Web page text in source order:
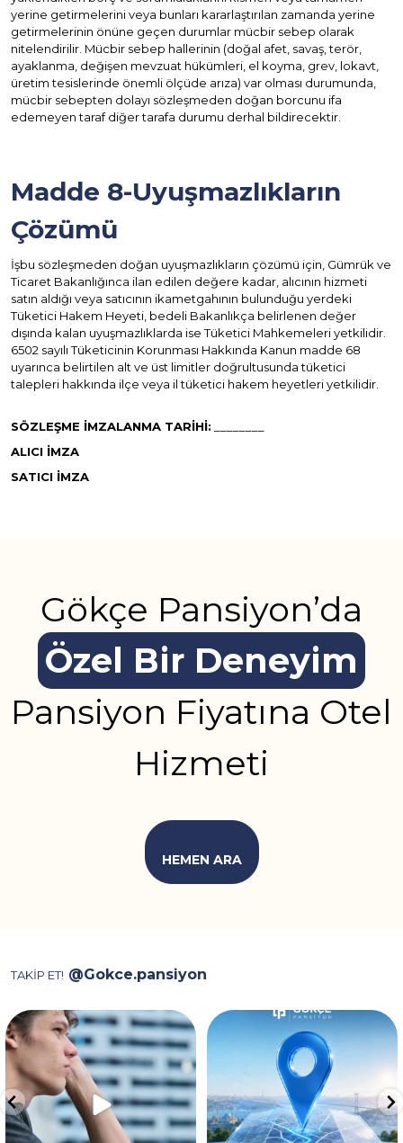
yerine getirmelerini veya bunları kararlaştırılan zamanda yerine
getirmelerinin önüne geçen durumlar mücbir sebep olarak
nitelendirilir. Mücbir sebep hallerinin (doğal afet, savaş, terör,
ayaklanma, değişen mevzuat hükümleri, el koyma, grev, lokavt,
üretim tesislerinde önemli ölçüde arıza) var olması durumunda,
mücbir sebepten dolayı sözleşmeden doğan borcunu ifa
edemeyen taraf diğer tarafa durumu derhal bildirecektir.
Madde 8-Uyuşmazlıkların
Çözümü
İşbu sözleşmeden doğan uyuşmazlıkların çözümü için, Gümrük ve
Ticaret Bakanlığınca ilan edilen değere kadar, alıcının hizmeti
satın aldığı veya satıcının ikametgahının bulunduğu yerdeki
Tüketici Hakem Heyeti, bedeli Bakanlıkça belirlenen değer
dışında kalan uyuşmazlıklarda ise Tüketici Mahkemeleri yetkilidir.
6502 sayılı Tüketicinin Korunması Hakkında Kanun madde 68
uyarınca belirtilen alt ve üst limitler doğrultusunda tüketici
talepleri hakkında ilçe veya il tüketici hakem heyetleri yetkilidir.
SÖZLEŞME İMZALANMA TARİHİ:
ALICI İMZA
SATICI İMZA
Gökçe Pansiyon’da
Özel Bir Deneyim
Pansiyon Fiyatına Otel
Hizmeti
HEMEN ARA
TAKİP ET! @Gokce.pansiyon
Video, ev kiralarken karşılaşılan
depozito, aidat...
İstanbul’da konaklama için
doğru noktadasınız! 📍✨...